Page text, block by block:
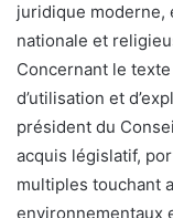
juridique moderne,
nationale et
Concernant le
d’utilisation et
président du
acquis législatif,
multiples touchant
environnementaux